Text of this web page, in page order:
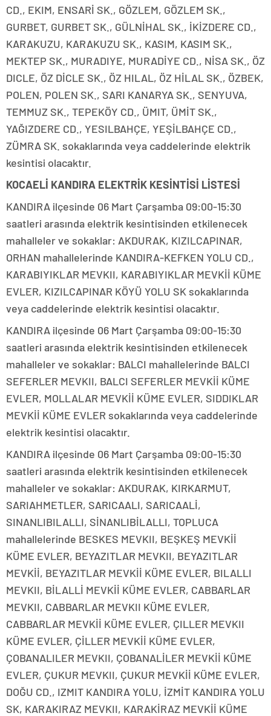
CD., EKIM, ENSARİ SK., GÖZLEM, GÖZLEM SK.,
GURBET, GURBET SK., GÜLNİHAL SK., İKİZDERE CD.,
KARAKUZU, KARAKUZU SK., KASIM, KASIM SK.,
MEKTEP SK., MURADIYE, MURADİYE CD., NİSA SK., ÖZ
DICLE, ÖZ DİCLE SK., ÖZ HILAL, ÖZ HİLAL SK., ÖZBEK,
POLEN, POLEN SK., SARI KANARYA SK., SENYUVA,
TEMMUZ SK., TEPEKÖY CD., ÜMIT, ÜMİT SK.,
YAĞIZDERE CD., YESILBAHÇE, YEŞİLBAHÇE CD.,
ZÜMRA SK. sokaklarında veya caddelerinde elektrik
kesintisi olacaktır.
KOCAELİ KANDIRA ELEKTRİK KESİNTİSİ LİSTESİ
KANDIRA ilçesinde 06 Mart Çarşamba 09:00-15:30
saatleri arasında elektrik kesintisinden etkilenecek
mahalleler ve sokaklar: AKDURAK, KIZILCAPINAR,
ORHAN mahallelerinde KANDIRA-KEFKEN YOLU CD.,
KARABIYIKLAR MEVKII, KARABIYIKLAR MEVKİİ KÜME
EVLER, KIZILCAPINAR KÖYÜ YOLU SK sokaklarında
veya caddelerinde elektrik kesintisi olacaktır.
KANDIRA ilçesinde 06 Mart Çarşamba 09:00-15:30
saatleri arasında elektrik kesintisinden etkilenecek
mahalleler ve sokaklar: BALCI mahallelerinde BALCI
SEFERLER MEVKII, BALCI SEFERLER MEVKİİ KÜME
EVLER, MOLLALAR MEVKİİ KÜME EVLER, SIDDIKLAR
MEVKİİ KÜME EVLER sokaklarında veya caddelerinde
elektrik kesintisi olacaktır.
KANDIRA ilçesinde 06 Mart Çarşamba 09:00-15:30
saatleri arasında elektrik kesintisinden etkilenecek
mahalleler ve sokaklar: AKDURAK, KIRKARMUT,
SARIAHMETLER, SARICAALI, SARICAALİ,
SINANLIBILALLI, SİNANLIBİLALLI, TOPLUCA
mahallelerinde BESKES MEVKII, BEŞKEŞ MEVKİİ
KÜME EVLER, BEYAZITLAR MEVKII, BEYAZITLAR
MEVKİİ, BEYAZITLAR MEVKİİ KÜME EVLER, BILALLI
MEVKII, BİLALLİ MEVKİİ KÜME EVLER, CABBARLAR
MEVKII, CABBARLAR MEVKII KÜME EVLER,
CABBARLAR MEVKİİ KÜME EVLER, ÇILLER MEVKII
KÜME EVLER, ÇİLLER MEVKİİ KÜME EVLER,
ÇOBANALILER MEVKII, ÇOBANALİLER MEVKİİ KÜME
EVLER, ÇUKUR MEVKII, ÇUKUR MEVKİİ KÜME EVLER,
DOĞU CD., IZMIT KANDIRA YOLU, İZMİT KANDIRA YOLU
SK, KARAKIRAZ MEVKII, KARAKİRAZ MEVKİİ KÜME